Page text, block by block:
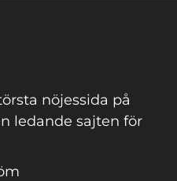
nöjessida på
ledande sajten för